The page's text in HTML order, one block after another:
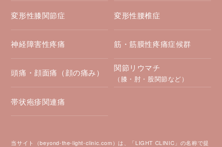
変形性膝関節症 変形性腰椎症
神経障害性疼痛 筋・筋膜性疼痛症候群
頭痛・顔面痛（顔の痛み） 関節リウマチ
（膝・肘・股関節など）
帯状疱疹関連痛
当サイト（beyond-the-light-clinic.com）は、「LIGHT CLINIC」の名称で提